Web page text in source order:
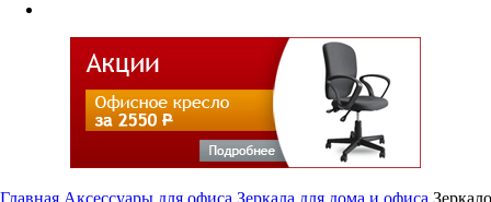
Главная Аксессуары для офиса Зеркала для дома и офиса